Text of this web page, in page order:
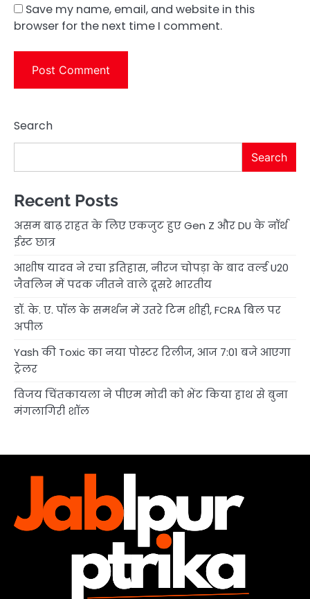
Save my name, email, and website in this
browser for the next time I comment.
Search
Search
Recent Posts
असम बाढ़ राहत के लिए एकजुट हुए Gen Z और DU के नॉर्थ
ईस्ट छात्र
आशीष यादव ने रचा इतिहास, नीरज चोपड़ा के बाद वर्ल्ड U20
जैवलिन में पदक जीतने वाले दूसरे भारतीय
डॉ. के. ए. पॉल के समर्थन में उतरे टिम शीही, FCRA बिल पर
अपील
Yash की Toxic का नया पोस्टर रिलीज, आज 7:01 बजे आएगा
ट्रेलर
विजय चिंतकायला ने पीएम मोदी को भेंट किया हाथ से बुना
मंगलागिरी शॉल